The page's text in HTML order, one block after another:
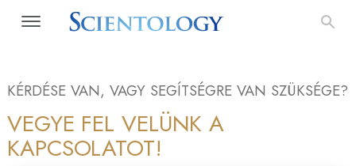
KÉRDÉSE VAN, VAGY SEGÍTSÉGRE VAN SZÜKSÉGE?
VEGYE FEL VELÜNK A
KAPCSOLATOT!